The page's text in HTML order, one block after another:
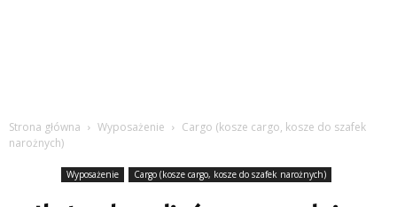
Strona główna Wyposażenie
Cargo (kosze cargo, kosze do szafek
narożnych)
Wyposażenie Cargo (kosze cargo, kosze do szafek narożnych)